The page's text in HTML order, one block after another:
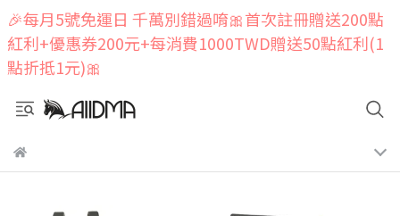
🎉每月5號免運日 千萬別錯過唷🎀首次註冊贈送200點
紅利+優惠券200元+每消費1000TWD贈送50點紅利(1
點折抵1元)🎀